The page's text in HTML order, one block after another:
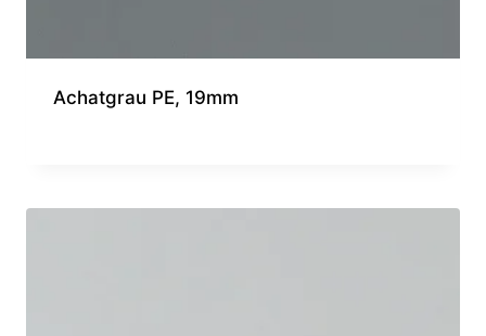
Achatgrau PE, 19mm